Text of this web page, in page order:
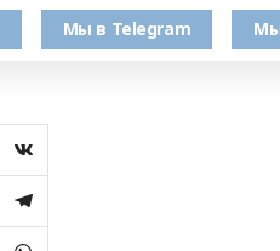
Мы в Telegram